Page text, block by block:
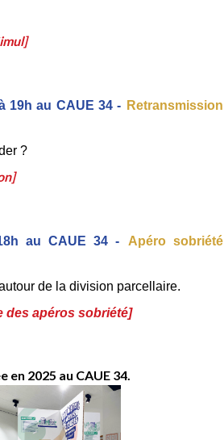
19h au CAUE 34 - Retransmission
?
au CAUE 34 -
Apéro sobriété
de la division parcellaire.
des apéros sobriété]
2025 au CAUE 34.